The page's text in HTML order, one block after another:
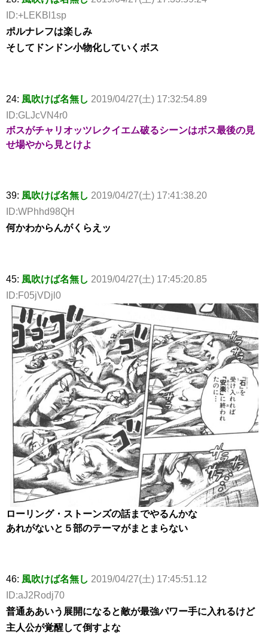
ID:+LEKBl1sp
ポルナレフは楽しみ
そしてドンドン小物化していくボス
24: 風吹けば名無し 2019/04/27(土) 17:32:54.89
ID:GLJcVN4r0
ボスがチャリオッツレクイエム破るシーンはボス最後の見
せ場やから見とけよ
39: 風吹けば名無し 2019/04/27(土) 17:41:38.20
ID:WPhhd98QH
何かわからんがくらえッ
45: 風吹けば名無し 2019/04/27(土) 17:45:20.85
ID:F05jVDjl0
ローリング・ストーンズの話までやるんかな
あれがないと５部のテーマがまとまらない
46: 風吹けば名無し 2019/04/27(土) 17:45:51.12
ID:aJ2Rodj70
普通ああいう展開になると敵が最強パワー手に入れるけど
主人公が覚醒して倒すよな